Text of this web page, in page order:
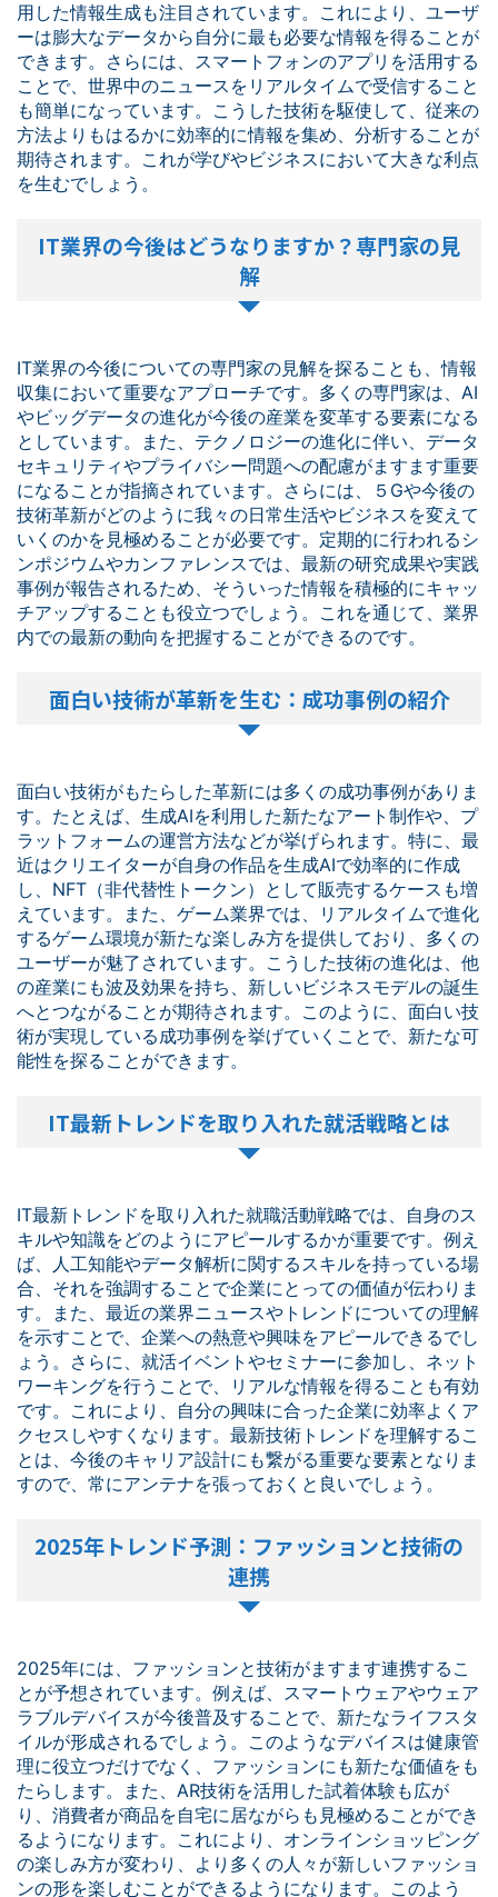
用した情報生成も注目されています。これにより、ユーザ
ーは膨大なデータから自分に最も必要な情報を得ることが
できます。さらには、スマートフォンのアプリを活用する
ことで、世界中のニュースをリアルタイムで受信すること
も簡単になっています。こうした技術を駆使して、従来の
方法よりもはるかに効率的に情報を集め、分析することが
期待されます。これが学びやビジネスにおいて大きな利点
を生むでしょう。
IT業界の今後はどうなりますか？専門家の見
解
IT業界の今後についての専門家の見解を探ることも、情報
収集において重要なアプローチです。多くの専門家は、AI
やビッグデータの進化が今後の産業を変革する要素になる
としています。また、テクノロジーの進化に伴い、データ
セキュリティやプライバシー問題への配慮がますます重要
になることが指摘されています。さらには、５Gや今後の
技術革新がどのように我々の日常生活やビジネスを変えて
いくのかを見極めることが必要です。定期的に行われるシ
ンポジウムやカンファレンスでは、最新の研究成果や実践
事例が報告されるため、そういった情報を積極的にキャッ
チアップすることも役立つでしょう。これを通じて、業界
内での最新の動向を把握することができるのです。
面白い技術が革新を生む：成功事例の紹介
面白い技術がもたらした革新には多くの成功事例がありま
す。たとえば、生成AIを利用した新たなアート制作や、プ
ラットフォームの運営方法などが挙げられます。特に、最
近はクリエイターが自身の作品を生成AIで効率的に作成
し、NFT（非代替性トークン）として販売するケースも増
えています。また、ゲーム業界では、リアルタイムで進化
するゲーム環境が新たな楽しみ方を提供しており、多くの
ユーザーが魅了されています。こうした技術の進化は、他
の産業にも波及効果を持ち、新しいビジネスモデルの誕生
へとつながることが期待されます。このように、面白い技
術が実現している成功事例を挙げていくことで、新たな可
能性を探ることができます。
IT最新トレンドを取り入れた就活戦略とは
IT最新トレンドを取り入れた就職活動戦略では、自身のス
キルや知識をどのようにアピールするかが重要です。例え
ば、人工知能やデータ解析に関するスキルを持っている場
合、それを強調することで企業にとっての価値が伝わりま
す。また、最近の業界ニュースやトレンドについての理解
を示すことで、企業への熱意や興味をアピールできるでし
ょう。さらに、就活イベントやセミナーに参加し、ネット
ワーキングを行うことで、リアルな情報を得ることも有効
です。これにより、自分の興味に合った企業に効率よくア
クセスしやすくなります。最新技術トレンドを理解するこ
とは、今後のキャリア設計にも繋がる重要な要素となりま
すので、常にアンテナを張っておくと良いでしょう。
2025年トレンド予測：ファッションと技術の
連携
2025年には、ファッションと技術がますます連携するこ
とが予想されています。例えば、スマートウェアやウェア
ラブルデバイスが今後普及することで、新たなライフスタ
イルが形成されるでしょう。このようなデバイスは健康管
理に役立つだけでなく、ファッションにも新たな価値をも
たらします。また、AR技術を活用した試着体験も広が
り、消費者が商品を自宅に居ながらも見極めることができ
るようになります。これにより、オンラインショッピング
の楽しみ方が変わり、より多くの人々が新しいファッショ
ンの形を楽しむことができるようになります。このよう